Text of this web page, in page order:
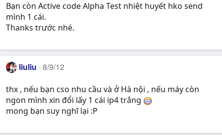
Bạn còn Active code Alpha Test nhiệt huyết hko send
mình 1 cái.
Thanks trước nhé.
liuliu 8/9/12
thx , nếu bạn cso nhu cầu và ở Hà nội , nếu máy còn
ngon mình xin đổi lấy 1 cái ip4 trắng
mong bạn suy nghĩ lại :P